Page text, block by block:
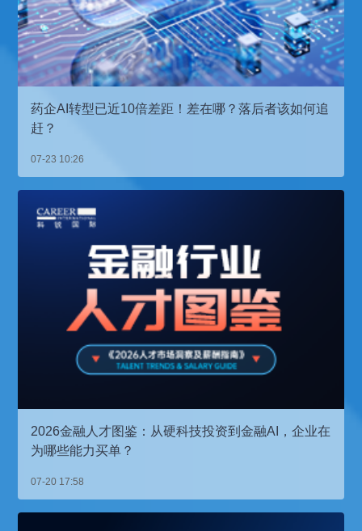
药企AI转型已近10倍差距！差在哪？落后者该如何追
赶？
07-23 10:26
2026金融人才图鉴：从硬科技投资到金融AI，企业在
为哪些能力买单？
07-20 17:58